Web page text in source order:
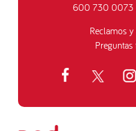
600 730 0073
Reclamos
Preguntas